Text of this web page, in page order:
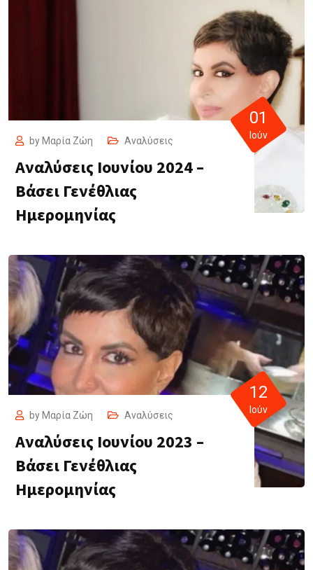
by Μαρία Ζώη Αναλύσεις
Αναλύσεις Ιουνίου 2024 –
Βάσει Γενέθλιας
Ημερομηνίας
01
Ιούν
by Μαρία Ζώη Αναλύσεις
Αναλύσεις Ιουνίου 2023 –
Βάσει Γενέθλιας
Ημερομηνίας
12
Ιούν